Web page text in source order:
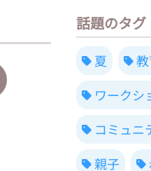
話題のタグ
夏
ワークシ
コミュニ
親子